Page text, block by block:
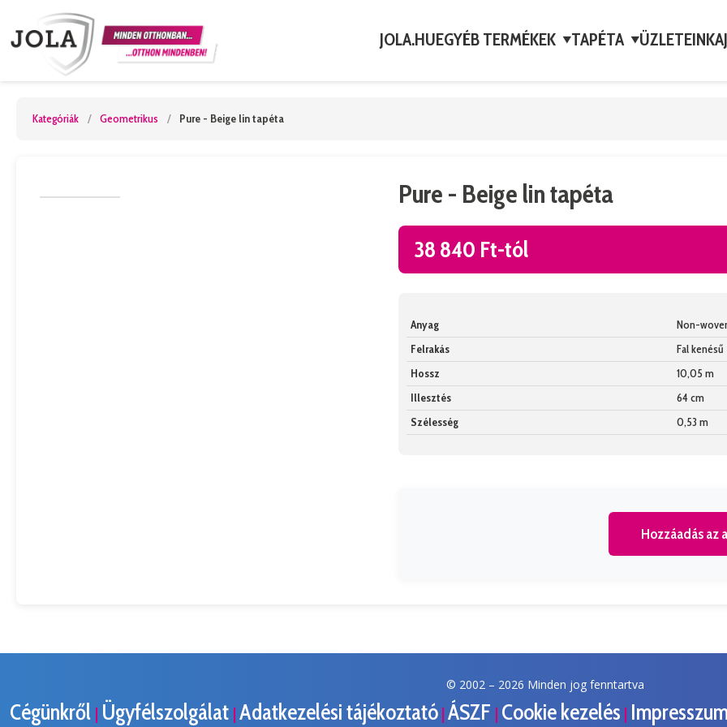
JOLA.HUEGYÉB TERMÉKEK ▼TAPÉTA ▼ÜZLETEINK
Kategóriák / Geometrikus / Pure - Beige lin tapéta
Pure - Beige lin tapéta
38 840 Ft-tól
Anyag
Non-
Felrakás
Fal kenésű
Hossz
10,05 m
Illesztés
64 cm
Szélesség
0,53 m
Hozzáadás az
© 2002 – 2026 Minden jog fenntartva
Cégünkről | Ügyfélszolgálat | Adatkezelési tájékoztató | ÁSZF | Cookie kezelés |